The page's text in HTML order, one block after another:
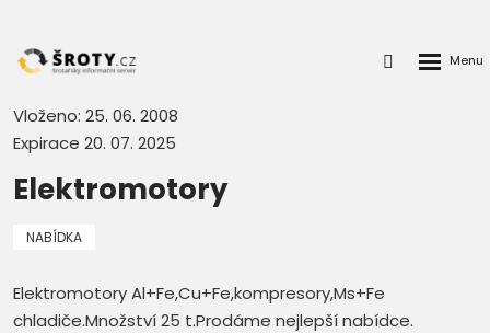
Přihlášení
Vloženo: 25. 06. 2008
Expirace 20. 07. 2025
Elektromotory
NABÍDKA
Elektromotory Al+Fe,Cu+Fe,kompresory,Ms+Fe
chladiče.Množství 25 t.Prodáme nejlepší nabídce.